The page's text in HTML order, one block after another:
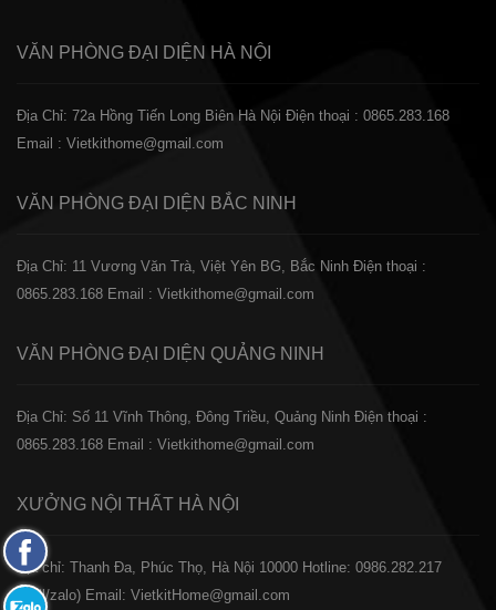
VĂN PHÒNG ĐẠI DIỆN HÀ NỘI
Địa Chỉ: 72a Hồng Tiến Long Biên Hà Nội Điện thoại : 0865.283.168
Email : Vietkithome@gmail.com
VĂN PHÒNG ĐẠI DIỆN BẮC NINH
Địa Chỉ: 11 Vương Văn Trà, Việt Yên BG, Bắc Ninh Điện thoại :
0865.283.168 Email : Vietkithome@gmail.com
VĂN PHÒNG ĐẠI DIỆN QUẢNG NINH
Địa Chỉ: Số 11 Vĩnh Thông, Đông Triều, Quảng Ninh Điện thoại :
0865.283.168 Email : Vietkithome@gmail.com
XƯỞNG NỘI THẤT HÀ NỘI
️Địa chỉ: Thanh Đa, Phúc Thọ, Hà Nội 10000 Hotline: 0986.282.217
(Call/zalo) Email: VietkitHome@gmail.com
Fanpage
Facebook